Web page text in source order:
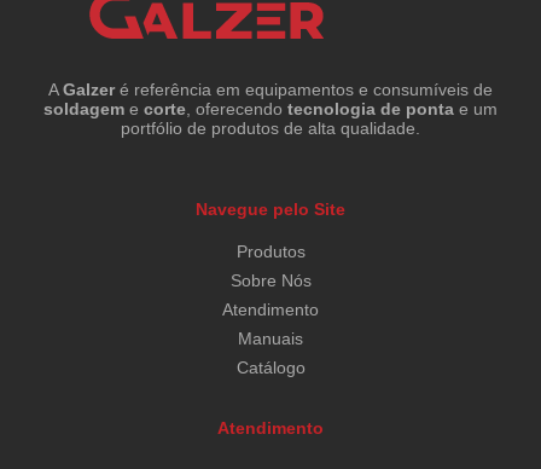
AGalzeré referência em equipamentos e consumíveis de
soldagem e corte , oferecendo tecnologia de ponta e um
portfólio de produtos de alta qualidade.
Navegue pelo Site
Produtos
Sobre Nós
Atendimento
Manuais
Catálogo
Atendimento